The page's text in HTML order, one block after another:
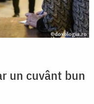
un cuvânt bun